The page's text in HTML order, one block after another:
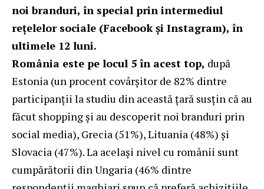
noi branduri, în special prin intermediul
rețelelor sociale (Facebook și Instagram), în
ultimele 12 luni.
România este pe locul 5 în acest top, după
Estonia (un procent covârșitor de 82% dintre
participanții la studiu din această țară susțin că au
făcut shopping și au descoperit noi branduri prin
social media), Grecia (51%), Lituania (48%) și
Slovacia (47%). La același nivel cu românii sunt
cumpărătorii din Ungaria (46% dintre